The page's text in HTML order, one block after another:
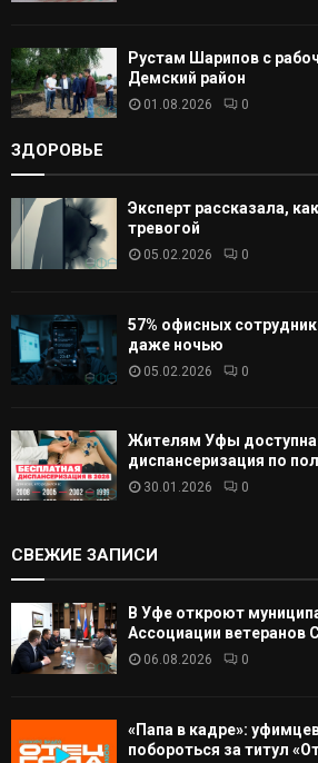
Рустам Шарипов с
Демский район
01.08.2026 0
ЗДОРОВЬЕ
Эксперт рассказала,
тревогой
05.02.2026 0
57% офисных
даже ночью
05.02.2026 0
Жителям Уфы доступна
диспансеризация по
30.01.2026 0
СВЕЖИЕ ЗАПИСИ
В Уфе откроют
Ассоциации ветеранов
06.08.2026 0
«Папа в кадре»:
побороться за титул